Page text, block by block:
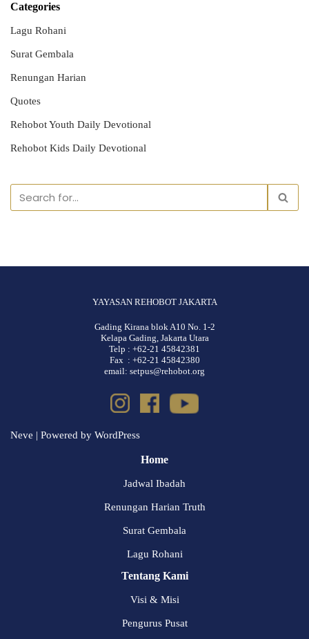
Categories
Lagu Rohani
Surat Gembala
Renungan Harian
Quotes
Rehobot Youth Daily Devotional
Rehobot Kids Daily Devotional
YAYASAN REHOBOT JAKARTA
Gading Kirana blok A10 No. 1-2
Kelapa Gading, Jakarta Utara
Telp : +62-21 45842381
Fax : +62-21 45842380
email: setpus@rehobot.org
Neve | Powered by WordPress
Home
Jadwal Ibadah
Renungan Harian Truth
Surat Gembala
Lagu Rohani
Tentang Kami
Visi & Misi
Pengurus Pusat